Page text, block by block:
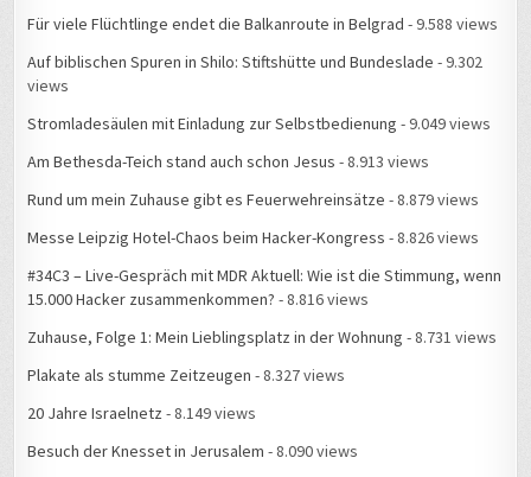
Für viele Flüchtlinge endet die Balkanroute in Belgrad - 9.588 views
Auf biblischen Spuren in Shilo: Stiftshütte und Bundeslade - 9.302
views
Stromladesäulen mit Einladung zur Selbstbedienung - 9.049 views
Am Bethesda-Teich stand auch schon Jesus - 8.913 views
Rund um mein Zuhause gibt es Feuerwehreinsätze - 8.879 views
Messe Leipzig Hotel-Chaos beim Hacker-Kongress - 8.826 views
#34C3 – Live-Gespräch mit MDR Aktuell: Wie ist die Stimmung, wenn
15.000 Hacker zusammenkommen? - 8.816 views
Zuhause, Folge 1: Mein Lieblingsplatz in der Wohnung - 8.731 views
Plakate als stumme Zeitzeugen - 8.327 views
20 Jahre Israelnetz - 8.149 views
Besuch der Knesset in Jerusalem - 8.090 views